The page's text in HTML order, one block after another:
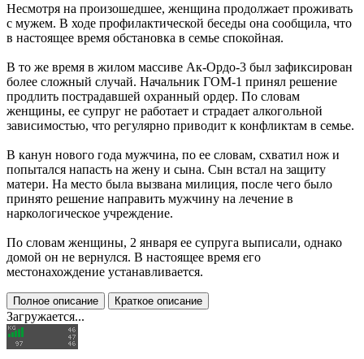
Несмотря на произошедшее, женщина продолжает проживать
с мужем. В ходе профилактической беседы она сообщила, что
в настоящее время обстановка в семье спокойная.
В то же время в жилом массиве Ак-Ордо-3 был зафиксирован
более сложный случай. Начальник ГОМ-1 принял решение
продлить пострадавшей охранный ордер. По словам
женщины, ее супруг не работает и страдает алкогольной
зависимостью, что регулярно приводит к конфликтам в семье.
В канун нового года мужчина, по ее словам, схватил нож и
попытался напасть на жену и сына. Сын встал на защиту
матери. На место была вызвана милиция, после чего было
принято решение направить мужчину на лечение в
наркологическое учреждение.
По словам женщины, 2 января ее супруга выписали, однако
домой он не вернулся. В настоящее время его
местонахождение устанавливается.
Полное описание Краткое описание
Загружается...